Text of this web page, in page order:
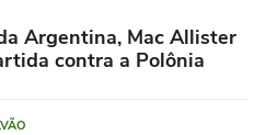
Argentina, Mac Allister
contra a Polônia